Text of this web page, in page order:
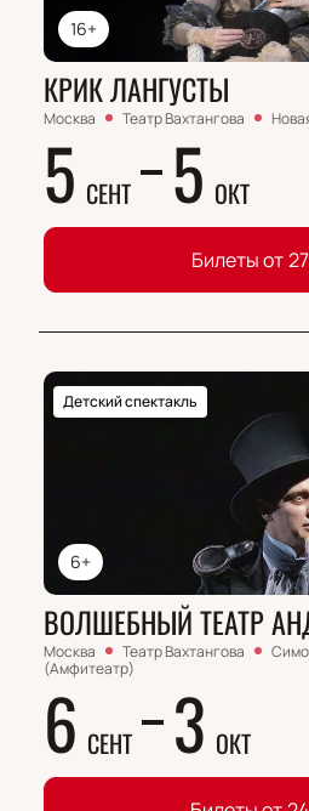
16+
КРИК ЛАНГУСТЫ
Москва Театр Вахтангова
5 СЕНТ 5 ОКТ
Билеты от
6+
Детский спектакль
ВОЛШЕБНЫЙ ТЕАТР
Москва Театр Вахтангова
(Амфитеатр)
6 СЕНТ 3 ОКТ